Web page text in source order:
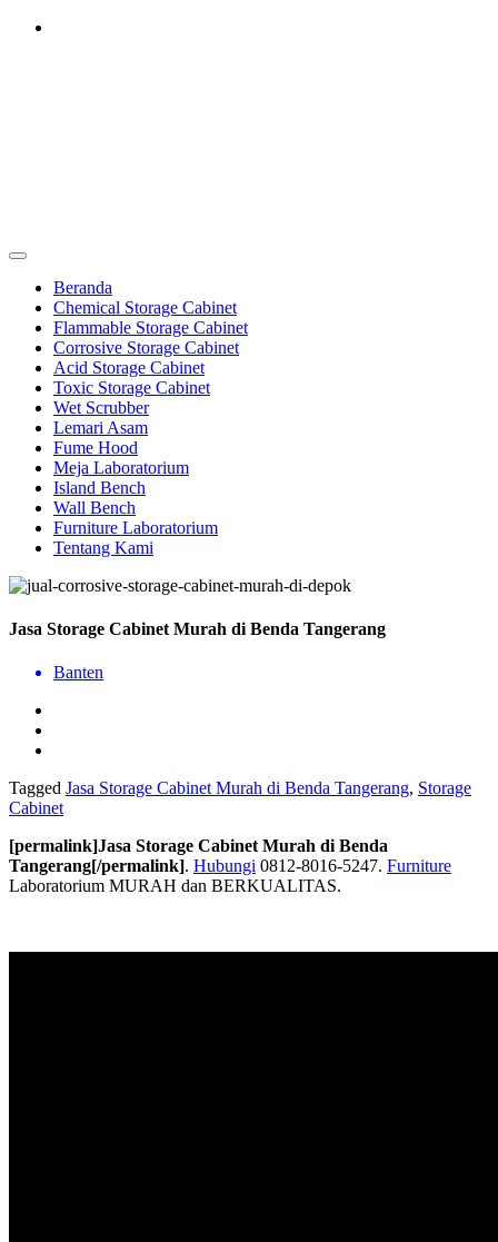
Skip
Beranda
Chemical Storage Cabinet
Flammable Storage Cabinet
Corrosive Storage Cabinet
Acid Storage Cabinet
Toxic Storage Cabinet
Wet Scrubber
Lemari Asam
Fume Hood
Meja Laboratorium
Island Bench
Wall Bench
Furniture Laboratorium
Tentang Kami
Jasa Storage Cabinet Murah di Benda Tangerang
Banten
Tagged Jasa Storage Cabinet Murah di Benda Tangerang, Storage
Cabinet
[permalink]Jasa Storage Cabinet Murah di Benda
Tangerang[/permalink]. Hubungi 0812-8016-5247. Furniture
Laboratorium MURAH dan BERKUALITAS.